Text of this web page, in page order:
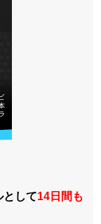
して14日間も